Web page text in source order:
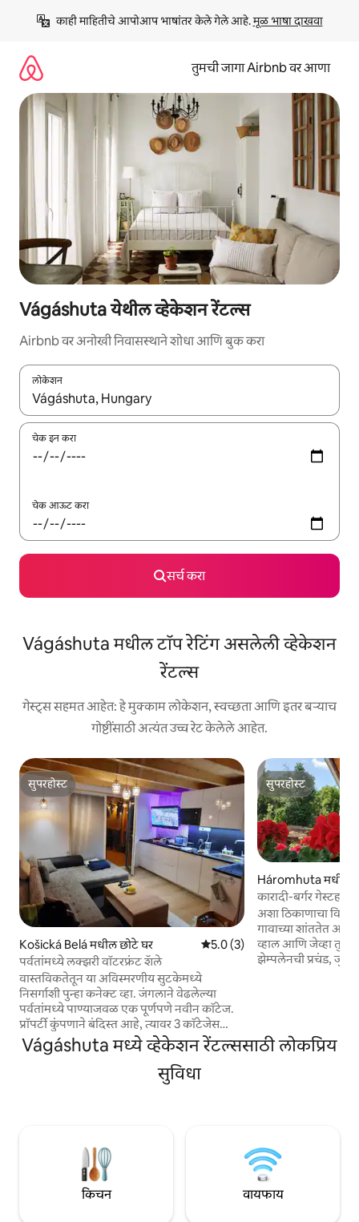
काही माहितीचे आपोआप भाषांतर केले गेले आहे. मूळ भाषा दाखवा
तुमची जागा Airbnb वर आणा
Vágáshuta येथील व्हेकेशन रेंटल्स
Airbnb वर अनोखी निवासस्थाने शोधा आणि बुक करा
लोकेशन
जेव्हा परिणाम उपलब्ध असतील, तेव्हा वरच्या आणि खाली बाणांच्या किजसह
चेक इन करा
चेक आऊट करा
सर्च करा
Vágáshuta मधील टॉप रेटिंग असलेली व्हेकेशन
रेंटल्स
गेस्ट्स सहमत आहेत: हे मुक्काम लोकेशन, स्वच्छता आणि इतर बऱ्याच
गोष्टींसाठी अत्यंत उच्च रेट केलेले आहेत.
सुपरहोस्ट
सुपरहोस्ट
Košická Belá मधील छोटे घर 5 पैकी 5.0 सरासरी रेटिंग, 3 रिव्ह्यूज
5.0 (3)
पर्वतांमध्ये लक्झरी वॉटरफ्रंट शॅले
वास्तविकतेतून या अविस्मरणीय सुटकेमध्ये
निसर्गाशी पुन्हा कनेक्ट व्हा. जंगलाने वेढलेल्या
पर्वतांमध्ये पाण्याजवळ एक पूर्णपणे नवीन कॉटेज.
प्रॉपर्टी कुंपणाने बंदिस्त आहे, त्यावर 3 कॉटेजेस
आहेत. प्रत्येकाची स्वतःची गोपनीयता आहे, प्रत्यक्षात
एक पार्किंगची जागा, स्वतःचे प्रवेशद्वार, प्रत्यक्षात
पाण्याकडे जाणार्‍या पायऱ्या, स्वतःची जकुझी, एक
बाहेरील ग्रिल, फायरप्लेस आणि एक कॅल्ड्रॉन
पैसे दिले जातात. आम्ही या मुकुट असलेल्या ठिकाणी
वासा शोधत आहोत.
सुपरहोस्ट
सुपरहोस्ट
Háromhuta मधील
कारादी-बर्गर
अशा ठिकाणाचा
गावाच्या शांततेत
व्हाल आणि जेव्हा तुम्ही
झेम्पलेनची प्रचंड, जुनी
स्टाईलिशपणे सुरू
घरात तुमची वाट
Vágáshuta मध्ये व्हेकेशन रेंटल्ससाठी लोकप्रिय
सुविधा
किचन वायफाय